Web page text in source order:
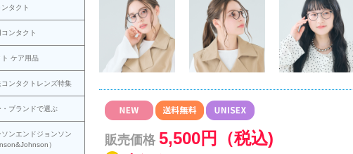
タクト
ンタクト
ト ケア用品
コンタクトレンズ特集
・ブランドで選ぶ
ソンエンドジョンソン
）
販売価格 5,500円（税込)